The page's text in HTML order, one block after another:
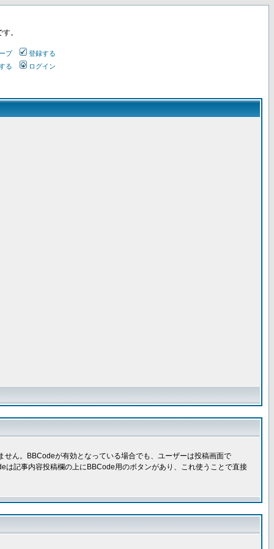
。
プ
登録する
る ログイン
ん。BBCodeが有効となっている場合でも、ユーザーは投稿画面で
記事内容投稿欄の上にBBCode用のボタンがあり、これ使うことで直接